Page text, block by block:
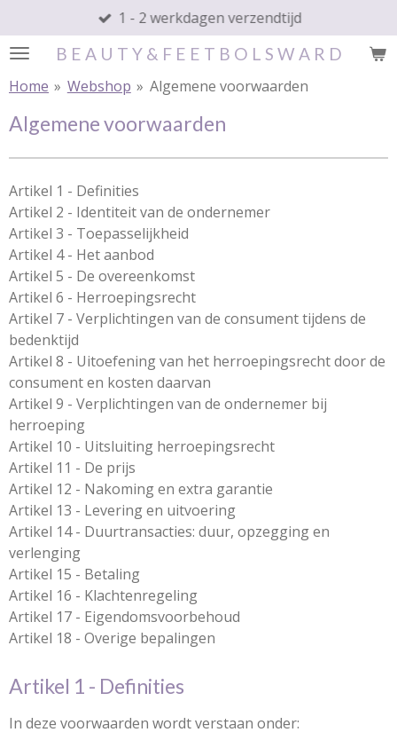
direct
naar
de
B E A U T Y & F E E T B O L S W A R D
1 - 2 werkdagen verzendtijd
Home » Webshop » Algemene voorwaarden
Algemene voorwaarden
Artikel 1 - Definities
Artikel 2 - Identiteit van de ondernemer
Artikel 3 - Toepasselijkheid
Artikel 4 - Het aanbod
Artikel 5 - De overeenkomst
Artikel 6 - Herroepingsrecht
Artikel 7 - Verplichtingen van de consument tijdens de
bedenktijd
Artikel 8 - Uitoefening van het herroepingsrecht door de
consument en kosten daarvan
Artikel 9 - Verplichtingen van de ondernemer bij
herroeping
Artikel 10 - Uitsluiting herroepingsrecht
Artikel 11 - De prijs
Artikel 12 - Nakoming en extra garantie
Artikel 13 - Levering en uitvoering
Artikel 14 - Duurtransacties: duur, opzegging en
verlenging
Artikel 15 - Betaling
Artikel 16 - Klachtenregeling
Artikel 17 - Eigendomsvoorbehoud
Artikel 18 - Overige bepalingen
Artikel 1 - Definities
In deze voorwaarden wordt verstaan onder: